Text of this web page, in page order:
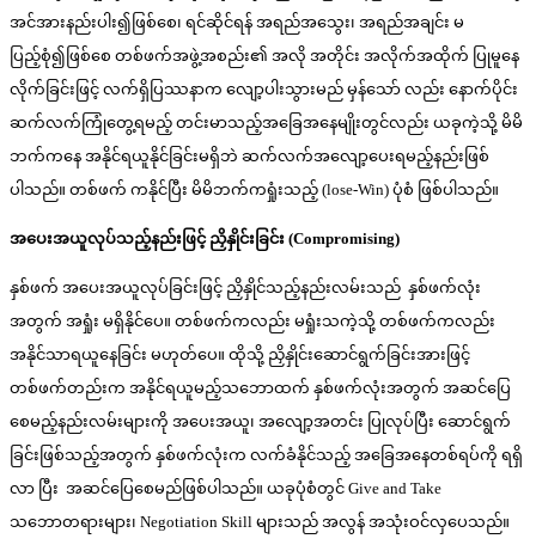
အင်အားနည်းပါး၍ဖြစ်စေ၊ ရင်ဆိုင်ရန် အရည်အသွေး၊ အရည်အချင်း မ
ပြည့်စုံ၍ဖြစ်စေ တစ်ဖက်အဖွဲ့အစည်း၏ အလို အတိုင်း အလိုက်အထိုက် ပြုမူနေ
လိုက်ခြင်းဖြင့် လက်ရှိပြဿနာက လျော့ပါးသွားမည် မှန်သော် လည်း နောက်ပိုင်း
ဆက်လက်ကြုံတွေ့ရမည့် တင်းမာသည့်အခြေအနေမျိုးတွင်လည်း ယခုကဲ့သို့ မိမိ
ဘက်ကနေ အနိုင်ရယူနိုင်ခြင်းမရှိဘဲ ဆက်လက်အလျော့ပေးရမည့်နည်းဖြစ်
ပါသည်။ တစ်ဖက် ကနိုင်ပြီး မိမိဘက်ကရှုံးသည့် (lose-Win) ပုံစံ ဖြစ်ပါသည်။
အပေးအယူလုပ်သည့်နည်းဖြင့် ညှိနှိုင်းခြင်း (Compromising)
နှစ်ဖက် အပေးအယူလုပ်ခြင်းဖြင့် ညှိနှိုင်သည့်နည်းလမ်းသည် နှစ်ဖက်လုံး
အတွက် အရှုံး မရှိနိုင်ပေ။ တစ်ဖက်ကလည်း မရှုံးသကဲ့သို့ တစ်ဖက်ကလည်း
အနိုင်သာရယူနေခြင်း မဟုတ်ပေ။ ထိုသို့ ညှိနှိုင်းဆောင်ရွက်ခြင်းအားဖြင့်
တစ်ဖက်တည်းက အနိုင်ရယူမည့်သဘောထက် နှစ်ဖက်လုံးအတွက် အဆင်ပြေ
စေမည့်နည်းလမ်းများကို အပေးအယူ၊ အလျော့အတင်း ပြုလုပ်ပြီး ဆောင်ရွက်
ခြင်းဖြစ်သည့်အတွက် နှစ်ဖက်လုံးက လက်ခံနိုင်သည့် အခြေအနေတစ်ရပ်ကို ရရှိ
လာ ပြီး အဆင်ပြေစေမည်ဖြစ်ပါသည်။ ယခုပုံစံတွင် Give and Take
သဘောတရားများ၊ Negotiation Skill များသည် အလွန် အသုံးဝင်လှပေသည်။